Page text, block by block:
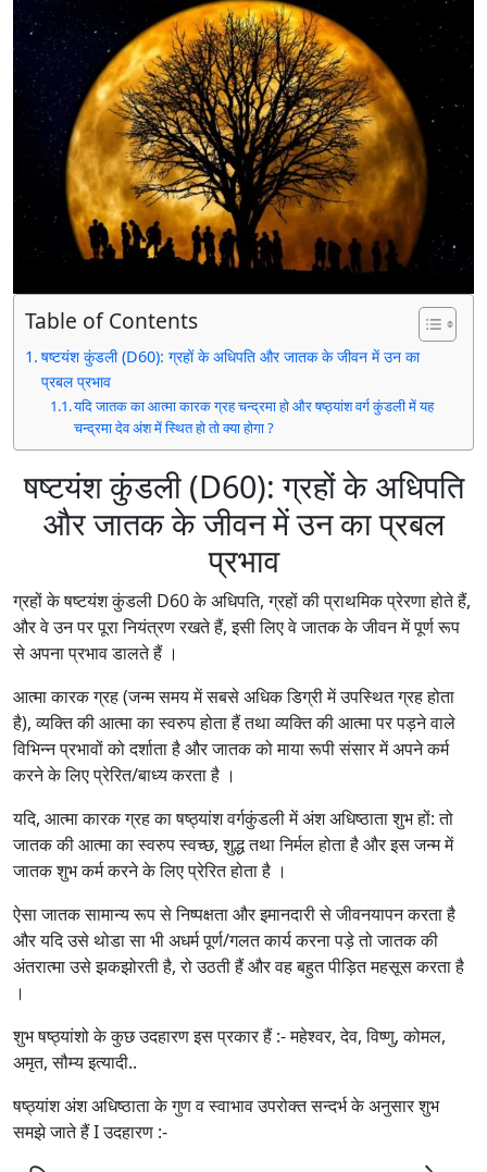
Table of Contents
षष्टयंश कुंडली (D60): ग्रहों के अधिपति और जातक के जीवन में उन का
प्रबल प्रभाव
यदि जातक का आत्मा कारक ग्रह चन्द्रमा हो और षष्ठ्यांश वर्ग कुंडली में यह
चन्द्रमा देव अंश में स्थित हो तो क्या होगा ?
षष्टयंश कुंडली (D60): ग्रहों के अधिपति
और जातक के जीवन में उन का प्रबल
प्रभाव
ग्रहों के षष्टयंश कुंडली D60 के अधिपति, ग्रहों की प्राथमिक प्रेरणा होते हैं,
और वे उन पर पूरा नियंत्रण रखते हैं, इसी लिए वे जातक के जीवन में पूर्ण रूप
से अपना प्रभाव डालते हैं ।
आत्मा कारक ग्रह (जन्म समय में सबसे अधिक डिग्री में उपस्थित ग्रह होता
है), व्यक्ति की आत्मा का स्वरुप होता हैं तथा व्यक्ति की आत्मा पर पड़ने वाले
विभिन्न प्रभावों को दर्शाता है और जातक को माया रूपी संसार में अपने कर्म
करने के लिए प्रेरित/बाध्य करता है ।
यदि, आत्मा कारक ग्रह का षष्ठ्यांश वर्गकुंडली में अंश अधिष्ठाता शुभ हों: तो
जातक की आत्मा का स्वरुप स्वच्छ, शुद्ध तथा निर्मल होता है और इस जन्म में
जातक शुभ कर्म करने के लिए प्रेरित होता है ।
ऐसा जातक सामान्य रूप से निष्पक्षता और इमानदारी से जीवनयापन करता है
और यदि उसे थोडा सा भी अधर्म पूर्ण/गलत कार्य करना पड़े तो जातक की
अंतरात्मा उसे झकझोरती है, रो उठती हैं और वह बहुत पीड़ित महसूस करता है
।
शुभ षष्ठ्यांशो के कुछ उदहारण इस प्रकार हैं :- महेश्वर, देव, विष्णु, कोमल,
अमृत, सौम्य इत्यादी..
षष्ठ्यांश अंश अधिष्ठाता के गुण व स्वाभाव उपरोक्त सन्दर्भ के अनुसार शुभ
समझे जाते हैं I उदहारण :-